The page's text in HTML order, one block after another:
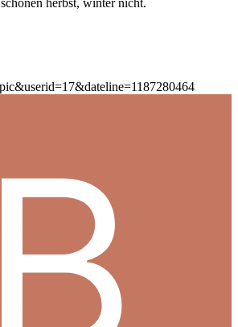
herbst, winter nicht.